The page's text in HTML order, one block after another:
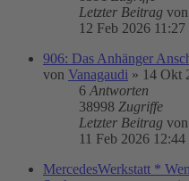
Letzter Beitrag von
12 Feb 2026 11:27
906: Das Anhänger
von Vanagaudi » 14 Okt
6 Antworten
38998 Zugriffe
Letzter Beitrag von
11 Feb 2026 12:44
MercedesWerkstatt *